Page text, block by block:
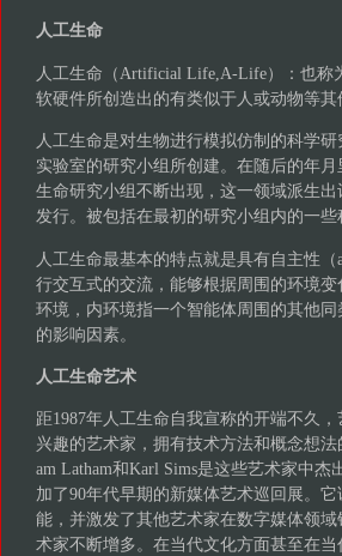
人工生命
人工生命（Artificial Life,A-Life）：也称
软硬件所创造出的有类似于人或动物等其
人工生命是对生物进行模拟仿制的科学
实验室的研究小组所创建。在随后的年
生命研究小组不断出现，这一领域派生
发行。被包括在最初的研究小组内的一
人工生命最基本的特点就是具有自主性
行交互式的交流，能够根据周围的环境
环境，内环境指一个智能体周围的其他
的影响因素。
人工生命艺术
距1987年人工生命自我宣称的开端不久
兴趣的艺术家，拥有技术方法和概念想
am Latham和Karl Sims是这些艺术家中
加了90年代早期的新媒体艺术巡回展。
能，并激发了其他艺术家在数字媒体领
术家不断增多。在当代文化方面甚至在